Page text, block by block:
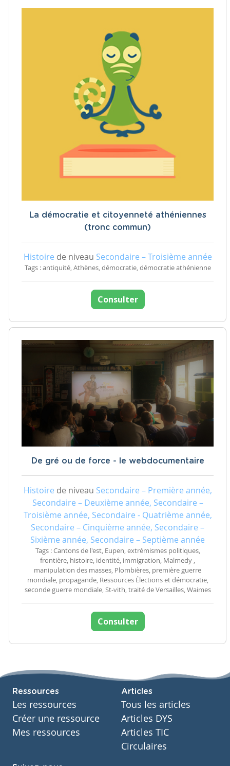
La démocratie et citoyenneté athéniennes
(tronc commun)
Histoire de niveau Secondaire – Troisième année
Tags : antiquité, Athènes, démocratie, démocratie athénienne
Consulter
De gré ou de force - le webdocumentaire
Histoire de niveau Secondaire – Première année,
Secondaire – Deuxième année, Secondaire –
Troisième année, Secondaire - Quatrième année,
Secondaire – Cinquième année, Secondaire –
Sixième année, Secondaire – Septième année
Tags : Cantons de l'est, Eupen, extrémismes politiques,
frontière, histoire, identité, immigration, Malmedy ,
manipulation des masses, Plombières, première guerre
mondiale, propagande, Ressources Élections et démocratie,
seconde guerre mondiale, St-vith, traité de Versailles, Waimes
Consulter
Ressources
Les ressources
Créer une ressource
Mes ressources
Articles
Tous les articles
Articles DYS
Articles TIC
Circulaires